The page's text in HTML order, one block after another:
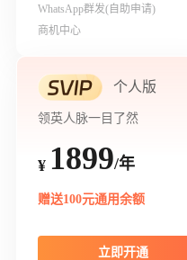
WhatsApp群发(自助申请)
商机中心
个人版
领英人脉一目了然
¥ 1899/年
赠送100元通用余额
立即开通